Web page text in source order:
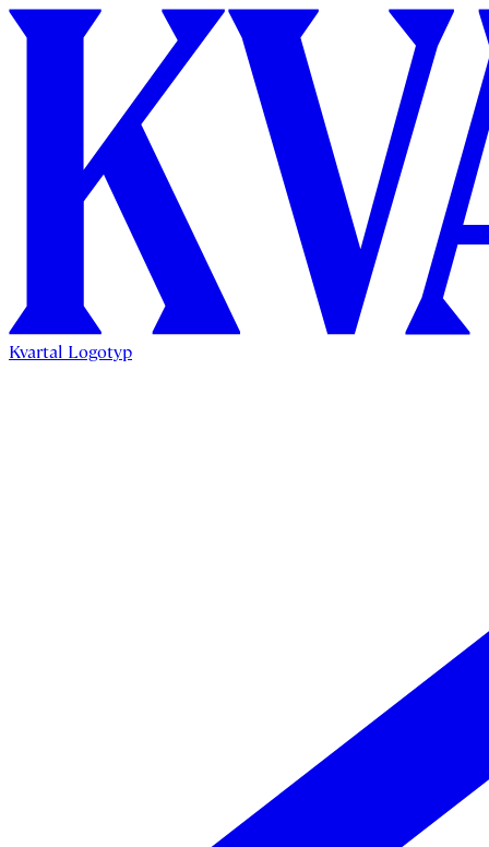
Kvartal Logotyp